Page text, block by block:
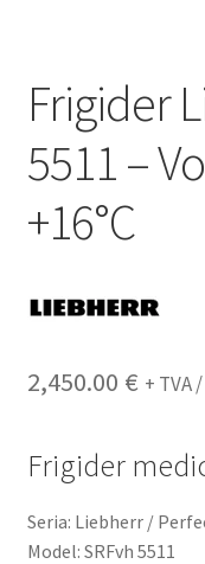
Frigider
5511 –
+16°C
2,450.00 € + TVA
Frigider
Seria: Liebherr /
Model: SRFvh 5511